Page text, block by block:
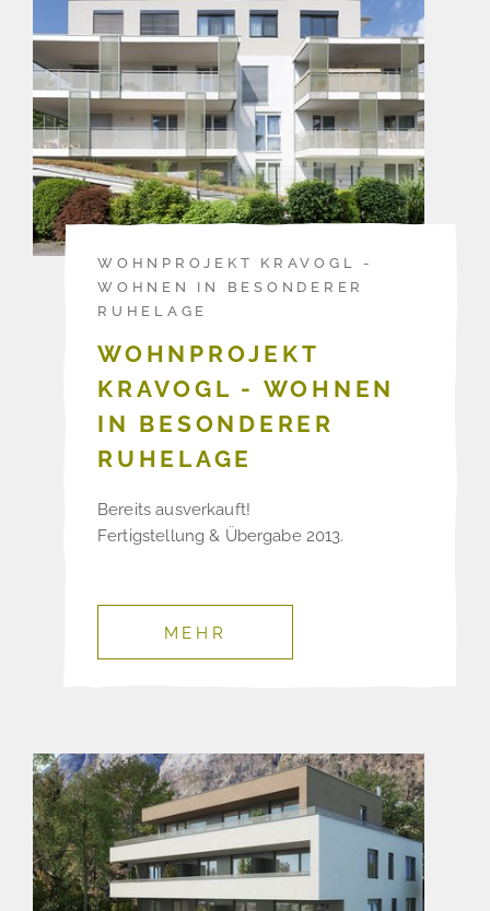
WOHNPROJEKT KRAVOGL -
WOHNEN IN BESONDERER
RUHELAGE
WOHNPROJEKT
KRAVOGL - WOHNEN
IN BESONDERER
RUHELAGE
Bereits ausverkauft!
Fertigstellung & Übergabe 2013.
MEHR